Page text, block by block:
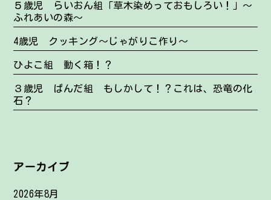
５歳児 らいおん組「草木染めっておもしろい！」～
ふれあいの森～
4歳児 クッキング～じゃがりこ作り～
ひよこ組 動く箱！？
３歳児 ぱんだ組 もしかして！？これは、恐竜の化
石？
アーカイブ
2026年8月